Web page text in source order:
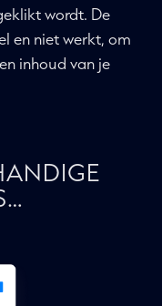
wordt. De
en niet werkt, om
inhoud van je